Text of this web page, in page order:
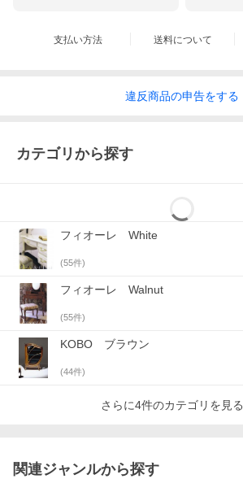
支払い方法 送料について
違反商品の申告をする
カテゴリから探す
フィオーレ White
(55件)
フィオーレ Walnut
(55件)
KOBO ブラウン
(44件)
さらに4件のカテゴリを見る
関連ジャンルから探す